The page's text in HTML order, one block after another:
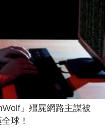
」殭屍網路主謀被
球！